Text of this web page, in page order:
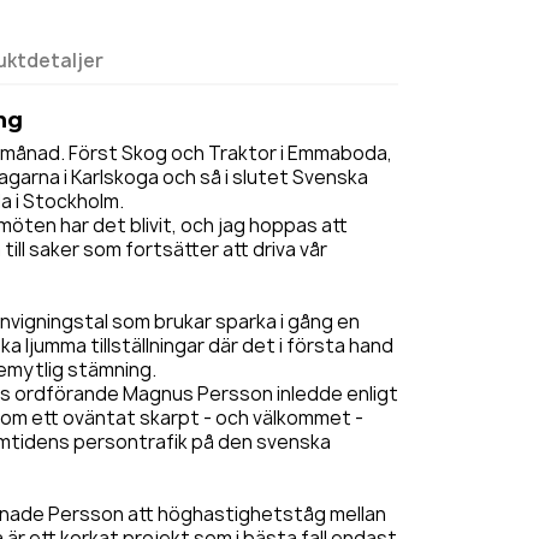
Först Skog och Traktor i Emmaboda,
i Karlskoga och så i slutet Svenska
i Stockholm.
har det blivit, och jag hoppas att
saker som fortsätter att driva vår
som brukar sparka i gång en
ljumma tillställningar där det i första hand
stämning.
ordförande Magnus Persson inledde enligt
ett oväntat skarpt - och välkommet -
persontrafik på den svenska
Persson att höghastighetståg mellan